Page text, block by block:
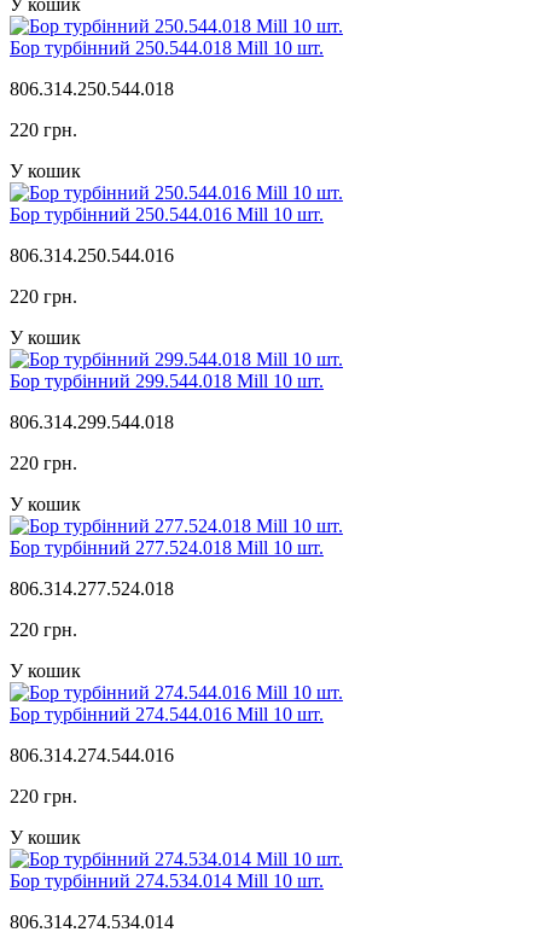
Бор турбінний 250.544.018 Mill 10 шт.
806.314.250.544.018
220 грн.
У кошик
Бор турбінний 250.544.016 Mill 10 шт.
806.314.250.544.016
220 грн.
У кошик
Бор турбінний 299.544.018 Mill 10 шт.
806.314.299.544.018
220 грн.
У кошик
Бор турбінний 277.524.018 Mill 10 шт.
806.314.277.524.018
220 грн.
У кошик
Бор турбінний 274.544.016 Mill 10 шт.
806.314.274.544.016
220 грн.
У кошик
Бор турбінний 274.534.014 Mill 10 шт.
806.314.274.534.014